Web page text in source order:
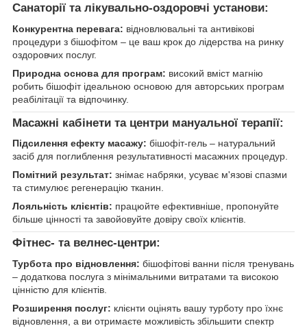
Санаторії та лікувально-оздоровчі установи:
Конкурентна перевага: відновлювальні та антивікові
процедури з бішофітом – це ваш крок до лідерства на ринку
оздоровчих послуг.
Природна основа для програм: високий вміст магнію
робить бішофіт ідеальною основою для авторських програм
реабілітації та відпочинку.
Масажні кабінети та центри мануальної терапії:
Підсилення ефекту масажу: бішофіт-гель – натуральний
засіб для поглиблення результативності масажних процедур.
Помітний результат: знімає набряки, усуває м'язові спазми
та стимулює регенерацію тканин.
Лояльність клієнтів: працюйте ефективніше, пропонуйте
більше цінності та завойовуйте довіру своїх клієнтів.
Фітнес- та велнес-центри:
Турбота про відновлення: бішофітові ванни після тренувань
– додаткова послуга з мінімальними витратами та високою
цінністю для клієнтів.
Розширення послуг: клієнти оцінять вашу турботу про їхнє
відновлення, а ви отримаєте можливість збільшити спектр